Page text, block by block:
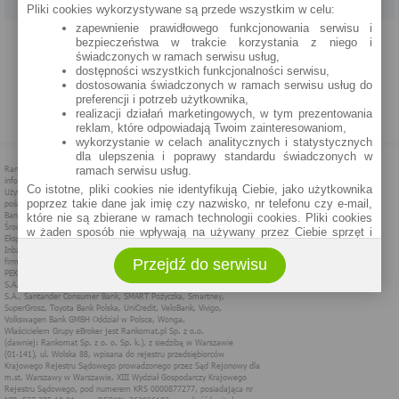
PROGRAM PARTNERSKI O NAS REKLAMA REGULAMIN
POLITYKA PRYWATNOŚCI POLITYKA COOKIES ZASADY PLASOWANIA
Pliki cookies wykorzystywane są przede wszystkim w celu:
zapewnienie prawidłowego funkcjonowania serwisu i
bezpieczeństwa w trakcie korzystania z niego i
świadczonych w ramach serwisu usług,
dostępności wszystkich funkcjonalności serwisu,
dostosowania świadczonych w ramach serwisu usług do
preferencji i potrzeb użytkownika,
realizacji działań marketingowych, w tym prezentowania
reklam, które odpowiadają Twoim zainteresowaniom,
wykorzystanie w celach analitycznych i statystycznych
dla ulepszenia i poprawy standardu świadczonych w
ramach serwisu usług.
Co istotne, pliki cookies nie identyfikują Ciebie, jako użytkownika
poprzez takie dane jak imię czy nazwisko, nr telefonu czy e-mail,
które nie są zbierane w ramach technologii cookies. Pliki cookies
w żaden sposób nie wpływają na używany przez Ciebie sprzęt i
Zakres wykorzystywania plików cookies możliwy jest do
określenia w ustawieniach przeglądarki każdego użytkownika. Bez
wprowadzenia zmian ustawień, informacje w plikach cookies mogą
być zapisywane w pamięci Twojego urządzenia.
Administratorem danych pozyskiwanych w technologii cookies jest
spółka Rankomat.pl Sp. z o.o. (dawniej: Rankomat Sp. z o. o. Sp.
k.) z siedzibą w Warszawie, ul. Wolska 88, 01 - 141 Warszawa.
Możesz jako użytkownik w każdym czasie skontaktować się z
administratorem pod adresem bok@ebroker.pl, jak również wyrazić
Przejdź do serwisu